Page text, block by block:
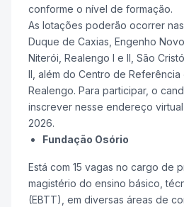
conforme o nível de formação.
As lotações poderão ocorrer
Duque de Caxias, Engenho Novo
Niterói, Realengo I e II, São
II, além do Centro de Referência
Realengo. Para participar, o
inscrever nesse endereço
2026.
Fundação Osório
Está com 15 vagas no cargo de
magistério do ensino básico,
(EBTT), em diversas áreas de